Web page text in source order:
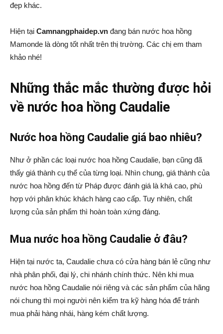
đẹp khác.
Hiện tại Camnangphaidep.vn đang bán nước hoa hồng
Mamonde là dòng tốt nhất trên thị trường. Các chị em tham
khảo nhé!
Những thắc mắc thường được hỏi
về nước hoa hồng Caudalie
Nước hoa hồng Caudalie giá bao nhiêu?
Như ở phần các loại nước hoa hồng Caudalie, bạn cũng đã
thấy giá thành cụ thể của từng loại. Nhìn chung, giá thành của
nước hoa hồng đến từ Pháp được đánh giá là khá cao, phù
hợp với phân khúc khách hàng cao cấp. Tuy nhiên, chất
lượng của sản phẩm thì hoàn toàn xứng đáng.
Mua nước hoa hồng Caudalie ở đâu?
Hiện tại nước ta, Caudalie chưa có cửa hàng bán lẻ cũng như
nhà phân phối, đại lý, chi nhánh chính thức. Nên khi mua
nước hoa hồng Caudalie nói riêng và các sản phẩm của hãng
nói chung thì mọi người nên kiểm tra kỹ hàng hóa để tránh
mua phải hàng nhái, hàng kém chất lượng.